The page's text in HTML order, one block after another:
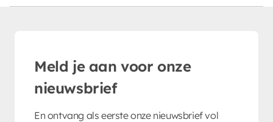
Meld je aan voor onze
nieuwsbrief
En ontvang als eerste onze nieuwsbrief vol